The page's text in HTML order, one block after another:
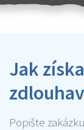
Jak
Popište